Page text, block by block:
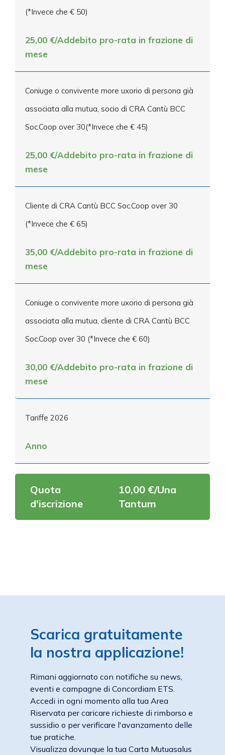
(*Invece che € 50)
25,00 €/Addebito pro-rata in frazione di
mese
Coniuge o convivente more uxorio di persona già
associata alla mutua, socio di CRA Cantù BCC
Soc.Coop over 30(*Invece che € 45)
25,00 €/Addebito pro-rata in frazione di
mese
Cliente di CRA Cantù BCC Soc.Coop over 30
(*Invece che € 65)
35,00 €/Addebito pro-rata in frazione di
mese
Coniuge o convivente more uxorio di persona già
associata alla mutua, cliente di CRA Cantù BCC
Soc.Coop over 30 (*Invece che € 60)
30,00 €/Addebito pro-rata in frazione di
mese
Tariffe 2026
Anno
Quota
d'iscrizione
10,00 €/Una
Tantum
Scarica gratuitamente
la nostra applicazione!
Rimani aggiornato con notifiche su news,
eventi e campagne di Concordiam ETS.
Accedi in ogni momento alla tua Area
Riservata per caricare richieste di rimborso e
sussidio o per verificare l'avanzamento delle
tue pratiche.
Visualizza dovunque la tua Carta Mutuasalus